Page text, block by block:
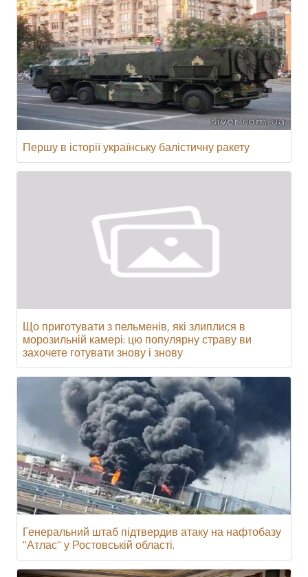
Першу в історії українську балістичну ракету
Що приготувати з пельменів, які злиплися в
морозильній камері: цю популярну страву ви
захочете готувати знову і знову
Генеральний штаб підтвердив атаку на нафтобазу
"Атлас" у Ростовській області.